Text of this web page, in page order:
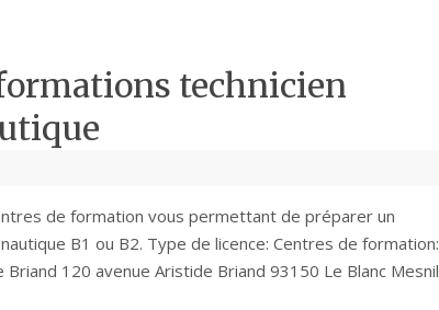
technicien
de formation vous permettant de préparer un
B1 ou B2. Type de licence: Centres de formation:
120 avenue Aristide Briand 93150 Le Blanc Mesnil